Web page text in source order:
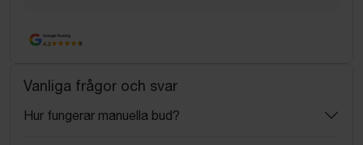
Google Rating
4.5
Vanliga frågor och svar
Hur fungerar manuella bud?